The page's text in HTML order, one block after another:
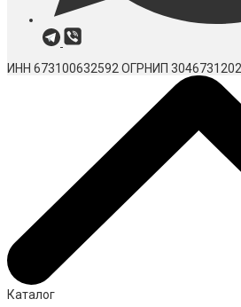
ИНН 673100632592 ОГРНИП
Каталог